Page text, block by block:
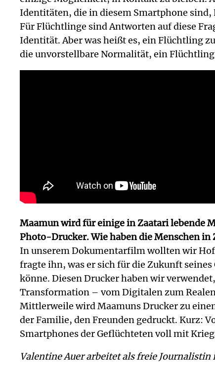
Identitäten, die in diesem Smartphone sind,
Für Flüchtlinge sind Antworten auf diese
Identität. Aber was heißt es, ein Flüchtling
die unvorstellbare Normalität, ein Flüchtling
Maamun wird für einige in Zaatari lebende
Photo-Drucker. Wie haben die Menschen
In unserem Dokumentarfilm wollten wir
fragte ihn, was er sich für die Zukunft
könne. Diesen Drucker haben wir
Transformation – vom Digitalen zum
Mittlerweile wird Maamuns Drucker zu
der Familie, den Freunden gedruckt. Kurz:
Smartphones der Geflüchteten voll mit
Valentine Auer arbeitet als freie Journalistin